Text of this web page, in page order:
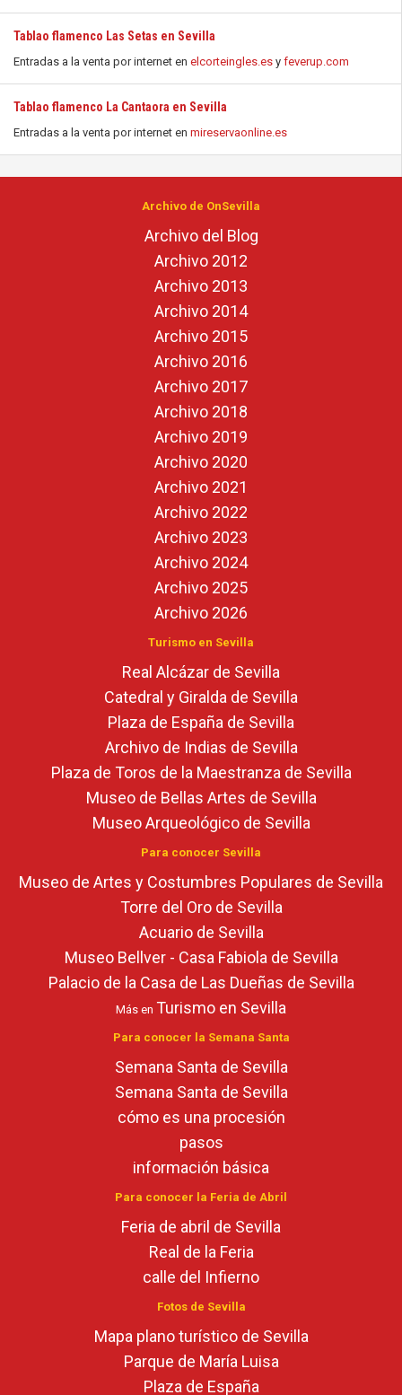
Tablao flamenco Las Setas en Sevilla
Entradas a la venta por internet en elcorteingles.es y feverup.com
Tablao flamenco La Cantaora en Sevilla
Entradas a la venta por internet en mireservaonline.es
Archivo de OnSevilla
Archivo del Blog
Archivo 2012
Archivo 2013
Archivo 2014
Archivo 2015
Archivo 2016
Archivo 2017
Archivo 2018
Archivo 2019
Archivo 2020
Archivo 2021
Archivo 2022
Archivo 2023
Archivo 2024
Archivo 2025
Archivo 2026
Turismo en Sevilla
Real Alcázar de Sevilla
Catedral y Giralda de Sevilla
Plaza de España de Sevilla
Archivo de Indias de Sevilla
Plaza de Toros de la Maestranza de Sevilla
Museo de Bellas Artes de Sevilla
Museo Arqueológico de Sevilla
Para conocer Sevilla
Museo de Artes y Costumbres Populares de Sevilla
Torre del Oro de Sevilla
Acuario de Sevilla
Museo Bellver - Casa Fabiola de Sevilla
Palacio de la Casa de Las Dueñas de Sevilla
Más en Turismo en Sevilla
Para conocer la Semana Santa
Semana Santa de Sevilla
Semana Santa de Sevilla
cómo es una procesión
pasos
información básica
Para conocer la Feria de Abril
Feria de abril de Sevilla
Real de la Feria
calle del Infierno
Fotos de Sevilla
Mapa plano turístico de Sevilla
Parque de María Luisa
Plaza de España